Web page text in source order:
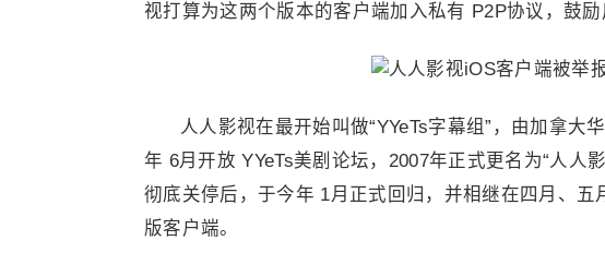
视打算为这两个版本的客户端加入私有 P2P协议，鼓
人人影视在最开始叫做“YYeTs字幕组”，由加拿大
年 6月开放 YYeTs美剧论坛，2007年正式更名为“人人
彻底关停后，于今年 1月正式回归，并相继在四月、
版客户端。